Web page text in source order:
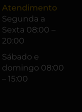
Atendimento
Segunda a
Sexta 08:00 –
20:00
Sábado e
domingo 08:00
– 15:00